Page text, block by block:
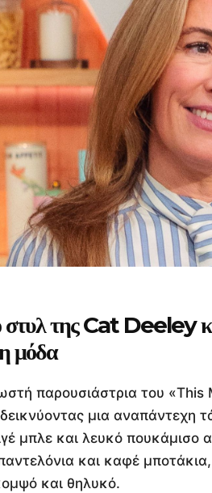
στυλ της Cat Deeley
μόδα
παρουσιάστρια του
μια αναπάντεχη
μπλε και λευκό πουκάμισο
και καφέ
και θηλυκό.